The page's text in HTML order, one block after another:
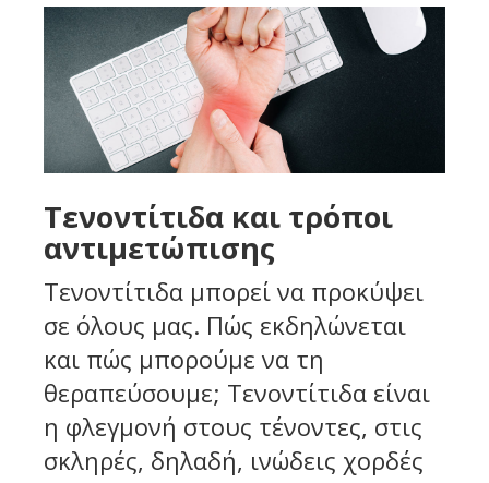
Τενοντίτιδα και τρόποι
αντιμετώπισης
Τενοντίτιδα μπορεί να προκύψει
σε όλους μας. Πώς εκδηλώνεται
και πώς μπορούμε να τη
θεραπεύσουμε; Τενοντίτιδα είναι
η φλεγμονή στους τένοντες, στις
σκληρές, δηλαδή, ινώδεις χορδές